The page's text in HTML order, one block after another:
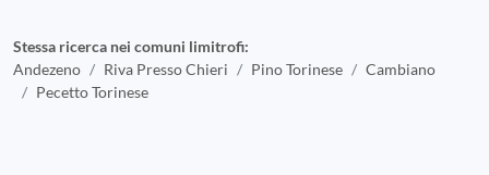
Stessa ricerca nei comuni limitrofi:
Andezeno
Riva Presso Chieri Pino Torinese
Cambiano
Pecetto Torinese